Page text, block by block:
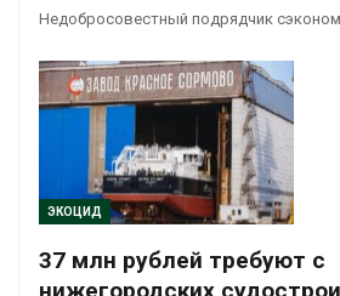
Недобросовестный подрядчик
ЭКОЦИД
37 млн рублей требуют с
нижегородских